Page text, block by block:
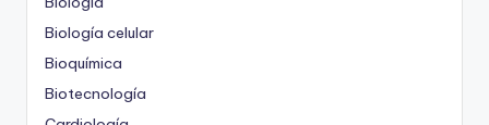
Biología celular
Bioquímica
Biotecnología